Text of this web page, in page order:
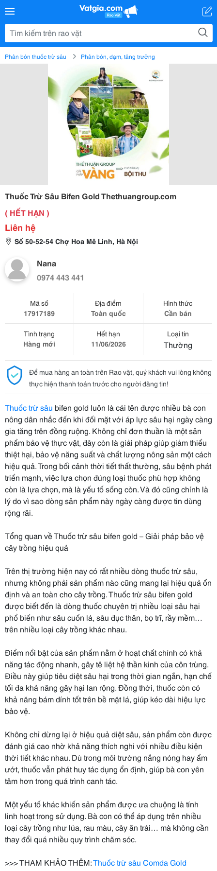
Phân bón thuốc trừ sâu Phân bón, đạm, tăng trưởng
Thuốc Trừ Sâu Bifen Gold Thethuangroup.com
( HẾT HẠN )
Liên hệ
Số 50-52-54 Chợ Hoa Mê Linh, Hà Nội
Nana
0974 443 441
Mã số
17917189
Địa điểm
Toàn quốc
Hình thức
Cần bán
Tình trạng
Hàng mới
Hết hạn
11/06/2026
Loại tin
Thường
Để mua hàng an toàn trên Rao vặt, quý khách vui lòng không
thực hiện thanh toán trước cho người đăng tin!
Thuốc trừ sâu bifen gold luôn là cái tên được nhiều bà con
nông dân nhắc đến khi đối mặt với áp lực sâu hại ngày càng
gia tăng trên đồng ruộng. Không chỉ đơn thuần là một sản
phẩm bảo vệ thực vật, đây còn là giải pháp giúp giảm thiểu
thiệt hại, bảo vệ năng suất và chất lượng nông sản một cách
hiệu quả. Trong bối cảnh thời tiết thất thường, sâu bệnh phát
triển mạnh, việc lựa chọn đúng loại thuốc phù hợp không
còn là lựa chọn, mà là yếu tố sống còn. Và đó cũng chính là
lý do vì sao dòng sản phẩm này ngày càng được tin dùng
rộng rãi.
Tổng quan về Thuốc trừ sâu bifen gold – Giải pháp bảo vệ
cây trồng hiệu quả
Trên thị trường hiện nay có rất nhiều dòng thuốc trừ sâu,
nhưng không phải sản phẩm nào cũng mang lại hiệu quả ổn
định và an toàn cho cây trồng. Thuốc trừ sâu bifen gold
được biết đến là dòng thuốc chuyên trị nhiều loại sâu hại
phổ biến như sâu cuốn lá, sâu đục thân, bọ trĩ, rầy mềm…
trên nhiều loại cây trồng khác nhau.
Điểm nổi bật của sản phẩm nằm ở hoạt chất chính có khả
năng tác động nhanh, gây tê liệt hệ thần kinh của côn trùng.
Điều này giúp tiêu diệt sâu hại trong thời gian ngắn, hạn chế
tối đa khả năng gây hại lan rộng. Đồng thời, thuốc còn có
khả năng bám dính tốt trên bề mặt lá, giúp kéo dài hiệu lực
bảo vệ.
Không chỉ dừng lại ở hiệu quả diệt sâu, sản phẩm còn được
đánh giá cao nhờ khả năng thích nghi với nhiều điều kiện
thời tiết khác nhau. Dù trong môi trường nắng nóng hay ẩm
ướt, thuốc vẫn phát huy tác dụng ổn định, giúp bà con yên
tâm hơn trong quá trình canh tác.
Một yếu tố khác khiến sản phẩm được ưa chuộng là tính
linh hoạt trong sử dụng. Bà con có thể áp dụng trên nhiều
loại cây trồng như lúa, rau màu, cây ăn trái… mà không cần
thay đổi quá nhiều quy trình chăm sóc.
>>> THAM KHẢO THÊM:Thuốc trừ sâu Comda Gold